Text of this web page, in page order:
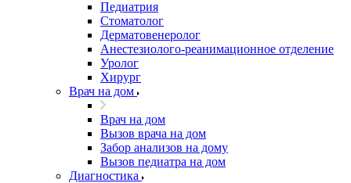
Педиатрия
Стоматолог
Дерматовенеролог
Анестезиолого-реанимационное отделение
Уролог
Хирург
Врач на дом
Врач на дом
Вызов врача на дом
Забор анализов на дому
Вызов педиатра на дом
Диагностика